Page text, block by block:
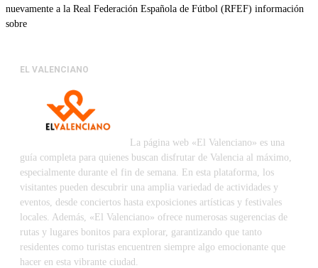
nuevamente a la Real Federación Española de Fútbol (RFEF) información
sobre
EL VALENCIANO
La página web «El Valenciano» es una
guía completa para quienes buscan disfrutar de Valencia al máximo,
especialmente durante el fin de semana. En esta plataforma, los
visitantes pueden descubrir una amplia variedad de actividades y
eventos, desde conciertos hasta exposiciones artísticas y festivales
locales. Además, «El Valenciano» ofrece numerosas sugerencias de
rutas y lugares bonitos para explorar, garantizando que tanto
residentes como turistas encuentren siempre algo emocionante que
hacer en esta vibrante ciudad.